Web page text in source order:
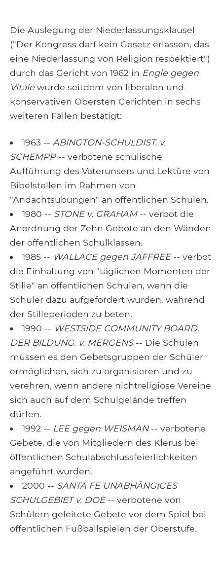
Die Auslegung der Niederlassungsklausel
("Der Kongress darf kein Gesetz erlassen, das
eine Niederlassung von Religion respektiert")
durch das Gericht von 1962 in Engle gegen
Vitale wurde seitdem von liberalen und
konservativen Obersten Gerichten in sechs
weiteren Fällen bestätigt:
1963 -- ABINGTON-SCHULDIST. v.
SCHEMPP-- verbotene schulische
Aufführung des Vaterunsers und Lektüre von
Bibelstellen im Rahmen von
"Andachtsübungen" an öffentlichen Schulen.
1980 -- STONE v. GRAHAM-- verbot die
Anordnung der Zehn Gebote an den Wänden
der öffentlichen Schulklassen.
1985 -- WALLACE gegen JAFFREE-- verbot
die Einhaltung von "täglichen Momenten der
Stille" an öffentlichen Schulen, wenn die
Schüler dazu aufgefordert wurden, während
der Stilleperioden zu beten.
1990 -- WESTSIDE COMMUNITY BOARD.
DER BILDUNG. v. MERGENS-- Die Schulen
müssen es den Gebetsgruppen der Schüler
ermöglichen, sich zu organisieren und zu
verehren, wenn andere nichtreligiöse Vereine
sich auch auf dem Schulgelände treffen
dürfen.
1992 -- LEE gegen WEISMAN-- verbotene
Gebete, die von Mitgliedern des Klerus bei
öffentlichen Schulabschlussfeierlichkeiten
angeführt wurden.
2000 -- SANTA FE UNABHÄNGIGES
SCHULGEBIET v. DOE-- verbotene von
Schülern geleitete Gebete vor dem Spiel bei
öffentlichen Fußballspielen der Oberstufe.